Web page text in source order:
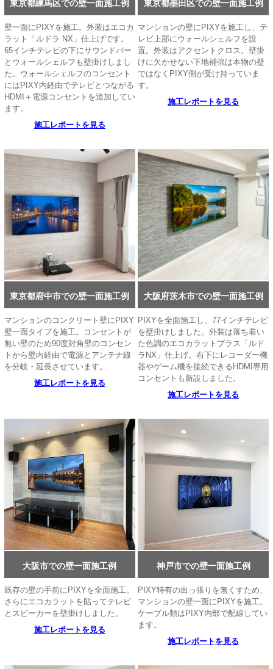
東京都練馬区での壁一面施工例
壁一面にPIXYを施工。外装はエコカ
ラット「ルドラ NX」仕上げです。
65インチテレビの下にサウンドバー
とウォールシェルフも壁掛けしまし
た。ウォールシェルフのコンセント
にはPIXY内経由でテレビとつながる
HDMI＋電源コンセントを追加してい
ます。
施工レポートを見る
東京都墨田区での壁一面施工例
マンションの壁にPIXYを施工し、テ
レビ上部にウォールシェルフを設
置。外装はアクセントクロス。壁掛
けに欠かせない下地補強は本物の壁
ではなくPIXY側が受け持っていま
す。
施工レポートを見る
東京都府中市での壁一面施工例
マンションのコンクリート壁にPIXY
壁一面タイプを施工。コンセントが
無い壁のため90度対角壁のコンセン
トから壁内経由で電源とアンテナ線
を分岐・延長させています。
施工レポートを見る
大阪府茨木市での壁一面施工例
PIXYを全面施工し、77インチテレビ
を壁掛けしました。外装は落ち着い
た色調のエコカラットプラス「ルド
ラNX」仕上げ。右下にレコーダー機
器やゲーム機を接続できるHDMI専用
コンセントも新設しました。
施工レポートを見る
大阪市での壁一面施工例
既存の壁の手前にPIXYを全面施工。
さらにエコカラットを貼ってテレビ
とスピーカーを壁掛けしました。
施工レポートを見る
神戸市での壁一面施工例
PIXY特有の出っ張りを無くすため、
マンションの壁一面にPIXYを施工。
ケーブル類はPIXY内部で配線してい
ます。
施工レポートを見る